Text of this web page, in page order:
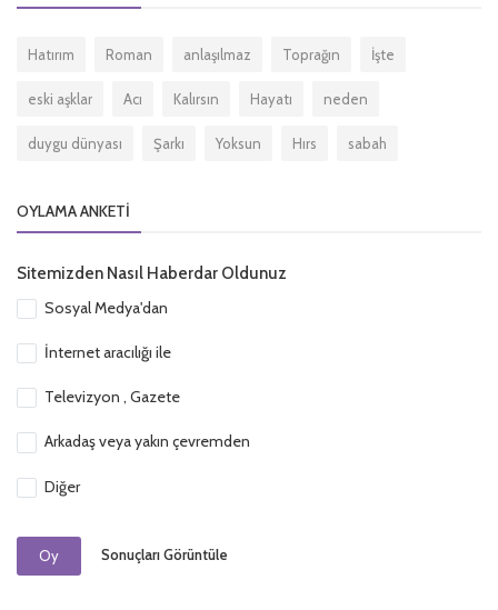
Hatırım Roman anlaşılmaz Toprağın İşte
eski aşklar Acı Kalırsın Hayatı neden
duygu dünyası Şarkı Yoksun Hırs sabah
OYLAMA ANKETI
Sitemizden Nasıl Haberdar Oldunuz
Sosyal Medya'dan
İnternet aracılığı ile
Televizyon , Gazete
Arkadaş veya yakın çevremden
Diğer
Oy Sonuçları Görüntüle